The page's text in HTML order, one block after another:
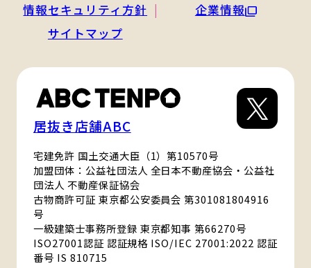
情報セキュリティ方針
企業情報
サイトマップ
居抜き店舗ABC
宅建免許 国土交通大臣（1）第10570号
加盟団体：公益社団法人 全日本不動産協会・公益社
団法人 不動産保証協会
古物商許可証 東京都公安委員会 第301081804916
号
一級建築士事務所登録 東京都知事 第66270号
ISO27001認証 認証規格 ISO/IEC 27001:2022 認証
番号 IS 810715